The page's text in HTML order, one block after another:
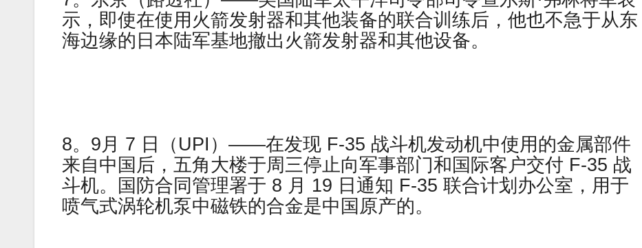
示，即使在使用火箭发射器和其他装备的联合训练后，他也不急于从东
海边缘的日本陆军基地撤出火箭发射器和其他设备。
8。9月 7 日（UPI）——在发现 F-35 战斗机发动机中使用的金属部件
来自中国后，五角大楼于周三停止向军事部门和国际客户交付 F-35 战
斗机。国防合同管理署于 8 月 19 日通知 F-35 联合计划办公室，用于
喷气式涡轮机泵中磁铁的合金是中国原产的。